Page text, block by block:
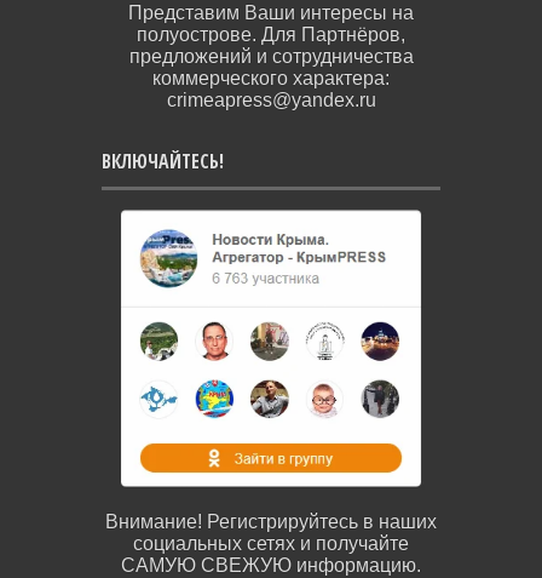
Представим Ваши интересы на
полуострове. Для Партнёров,
предложений и сотрудничества
коммерческого характера:
crimeapress@yandex.ru
ВКЛЮЧАЙТЕСЬ!
Внимание! Регистрируйтесь в наших
социальных сетях и получайте
САМУЮ СВЕЖУЮ информацию.